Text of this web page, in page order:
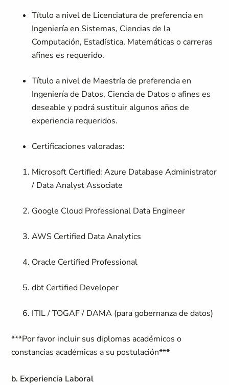
Título a nivel de Licenciatura de preferencia en
Ingeniería en Sistemas, Ciencias de la
Computación, Estadística, Matemáticas o carreras
afines es requerido.
Título a nivel de Maestría de preferencia en
Ingeniería de Datos, Ciencia de Datos o afines es
deseable y podrá sustituir algunos años de
experiencia requeridos.
Certificaciones valoradas:
Microsoft Certified: Azure Database Administrator
/ Data Analyst Associate
Google Cloud Professional Data Engineer
AWS Certified Data Analytics
Oracle Certified Professional
dbt Certified Developer
ITIL / TOGAF / DAMA (para gobernanza de datos)
***Por favor incluir sus diplomas académicos o
constancias académicas a su postulación***
b. Experiencia Laboral